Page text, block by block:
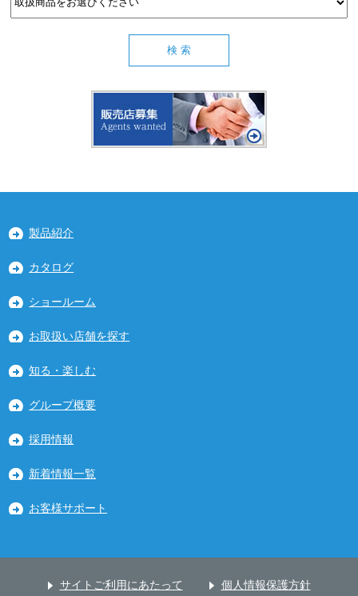
製品紹介
カタログ
ショールーム
お取扱い店舗を探す
知る・楽しむ
グループ概要
採用情報
新着情報一覧
お客様サポート
サイトご利用にあたって 個人情報保護方針